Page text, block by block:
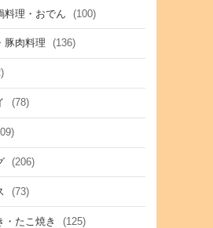
料理・おでん (100)
豚肉料理 (136)
(78)
(206)
(73)
・たこ焼き (125)